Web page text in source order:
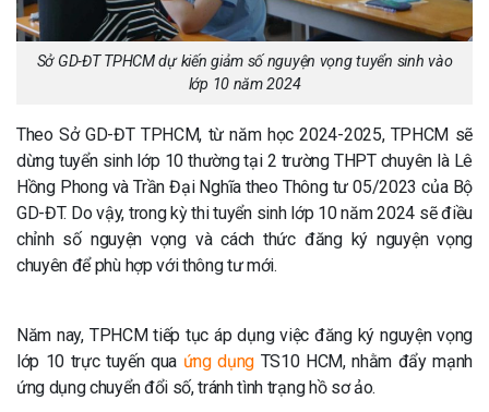
Sở GD-ĐT TPHCM dự kiến giảm số nguyện vọng tuyển sinh vào
lớp 10 năm 2024
Theo Sở GD-ĐT TPHCM, từ năm học 2024-2025, TPHCM sẽ
dừng tuyển sinh lớp 10 thường tại 2 trường THPT chuyên là Lê
Hồng Phong và Trần Đại Nghĩa theo Thông tư 05/2023 của Bộ
GD-ĐT. Do vậy, trong kỳ thi tuyển sinh lớp 10 năm 2024 sẽ điều
chỉnh số nguyện vọng và cách thức đăng ký nguyện vọng
chuyên để phù hợp với thông tư mới.
Năm nay, TPHCM tiếp tục áp dụng việc đăng ký nguyện vọng
lớp 10 trực tuyến qua ứng dụng TS10 HCM, nhằm đẩy mạnh
ứng dụng chuyển đổi số, tránh tình trạng hồ sơ ảo.